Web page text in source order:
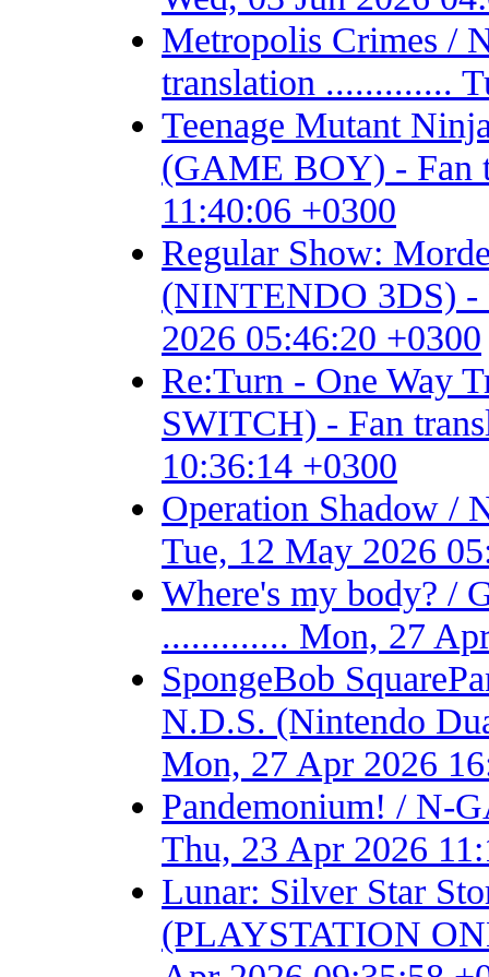
Metropolis Crimes /
translation .............
Teenage Mutant
(GAME BOY) - Fan
11:40:06 +0300
Regular Show:
(NINTENDO 3DS) -
2026 05:46:20 +0300
Re:Turn - One Way
SWITCH) - Fan
10:36:14 +0300
Operation Shadow
Tue, 12 May 2026
Where's my body? /
............. Mon, 27
SpongeBob
N.D.S. (Nintendo
Mon, 27 Apr 2026
Pandemonium! / N-
Thu, 23 Apr 2026
Lunar: Silver Star
(PLAYSTATION